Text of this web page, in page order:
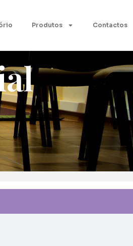
Produtos Contactos